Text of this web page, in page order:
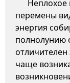
Неплохое
перемены
энергия
полнолунию
чаще